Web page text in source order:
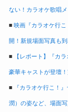
ない！カラオケ歌唱
■ 映画『カラオケ行
開！新規場面写真も
■ 【レポート】『カ
豪華キャストが登壇
■ 『カラオケ行こ！
潤）の姿など、場面写